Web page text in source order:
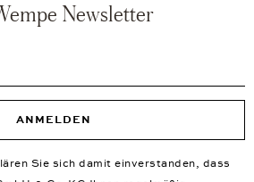
Newsletter
ANMELDEN
Sie sich damit einverstanden, dass